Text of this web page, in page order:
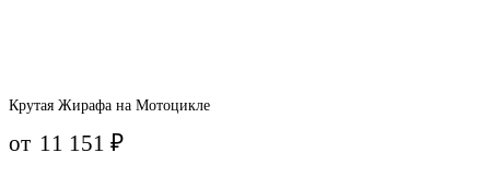
Крутая Жирафа на Мотоцикле
от 11 151₽